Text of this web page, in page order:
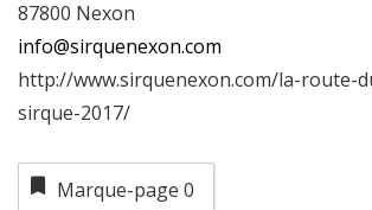
87800 Nexon
info@sirquenexon.com
http://www.sirquenexon.com/la-route-
sirque-2017/
Marque-page 0